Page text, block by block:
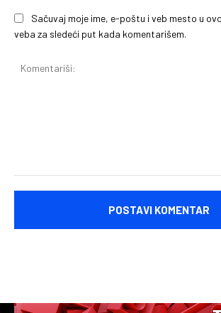
Sačuvaj moje ime, e-poštu i veb mesto u
veba za sledeći put kada komentarišem.